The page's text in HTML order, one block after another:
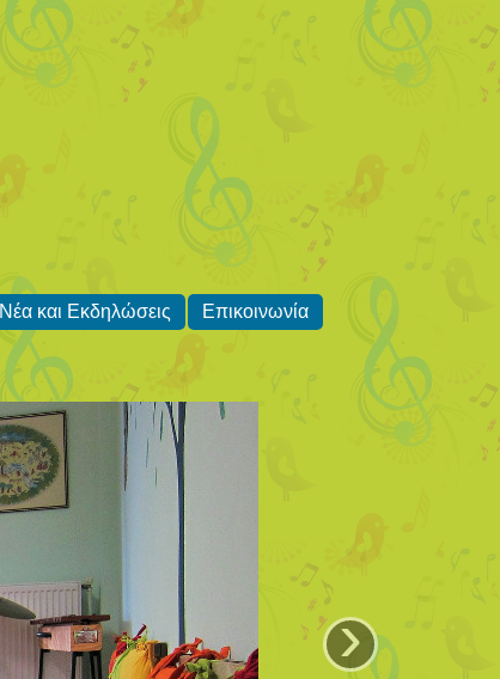
Νέα και Εκδηλώσεις
Επικοινωνία
›